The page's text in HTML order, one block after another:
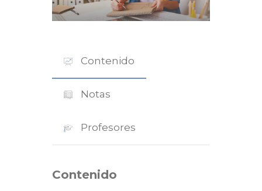
Contenido
Notas
Profesores
Contenido